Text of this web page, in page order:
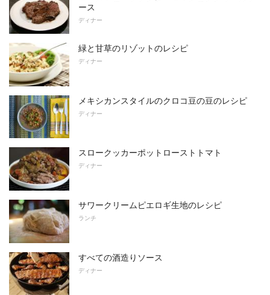
ース
ディナー
緑と甘草のリゾットのレシピ
ディナー
メキシカンスタイルのクロコ豆の豆のレシピ
ディナー
スロークッカーポットローストトマト
ディナー
サワークリームピエロギ生地のレシピ
ランチ
すべての酒造りソース
ディナー